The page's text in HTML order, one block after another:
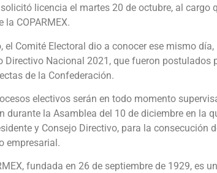
licencia el martes 20 de octubre, al cargo
la COPARMEX.
el Comité Electoral dio a conocer ese mismo
Directivo Nacional 2021, que fueron
de la Confederación.
electivos serán en todo momento
durante la Asamblea del 10 de diciembre en la
y Consejo Directivo, para la consecución
empresarial.
fundada en 26 de septiembre de 1929, es